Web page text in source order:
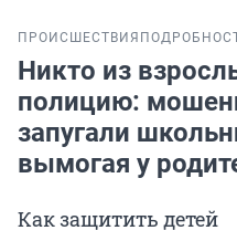
ПРОИСШЕСТВИЯ
Никто из
полицию:
запугали
вымогая у
Как защитить детей